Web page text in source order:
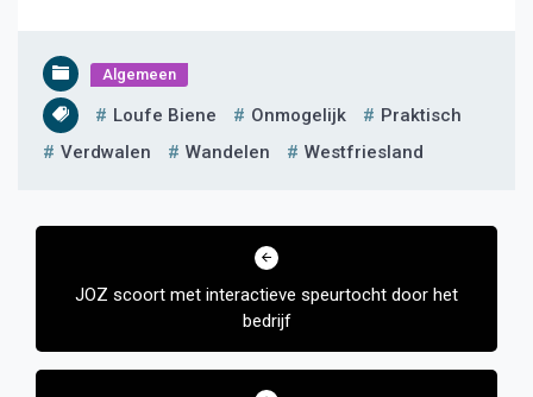
Algemeen
Loufe Biene Onmogelijk
Praktisch
Verdwalen
Wandelen Westfriesland
Bericht
JOZ scoort met interactieve speurtocht door het
bedrijf